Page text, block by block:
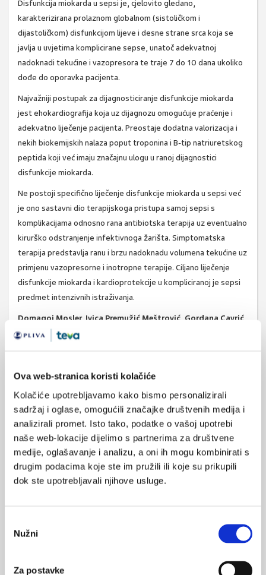
Ova web-stranica koristi kolačiće
Kolačiće upotrebljavamo kako bismo personalizirali
sadržaj i oglase, omogućili značajke društvenih medija i
analizirali promet. Isto tako, podatke o vašoj upotrebi
naše web-lokacije dijelimo s partnerima za društvene
medije, oglašavanje i analizu, a oni ih mogu kombinirati s
drugim podacima koje ste im pružili ili koje su prikupili
dok ste upotrebljavali njihove usluge.
pristanka
Nužni
Za postavke
Disfunkcija miokarda u sepsi je, cjelovito gledano,
karakterizirana prolaznom globalnom (sistoličkom i
dijastoličkom) disfunkcijom lijeve i desne strane srca koja se
javlja u uvjetima komplicirane sepse, unatoč adekvatnoj
nadoknadi tekućine i vazopresora te traje 7 do 10 dana ukoliko
dođe do oporavka pacijenta.
Najvažniji postupak za dijagnosticiranje disfunkcije miokarda
jest ehokardiografija koja uz dijagnozu omogućuje praćenje i
adekvatno liječenje pacijenta. Preostaje dodatna valorizacija i
nekih biokemijskih nalaza poput troponina i B-tip natriuretskog
peptida koji već imaju značajnu ulogu u ranoj dijagnostici
disfunkcije miokarda.
Ne postoji specifično liječenje disfunkcije miokarda u sepsi već
je ono sastavni dio terapijskoga pristupa samoj sepsi s
komplikacijama odnosno rana antibiotska terapija uz eventualno
kirurško odstranjenje infektivnoga žarišta. Simptomatska
terapija predstavlja ranu i brzu nadoknadu volumena tekućine uz
primjenu vazopresorne i inotropne terapije. Ciljano liječenje
disfunkcije miokarda i kardioprotekcije u kompliciranoj je sepsi
predmet intenzivnih istraživanja.
Domagoj Mosler, Ivica Premužić Meštrović , Gordana Cavrić
Darko Počanić
septička kardiomiopatija
teška sepsa septički šok
disfunkcija miokarda
srčano zatajivanje
SVIĐA
MI SE
NA VRH